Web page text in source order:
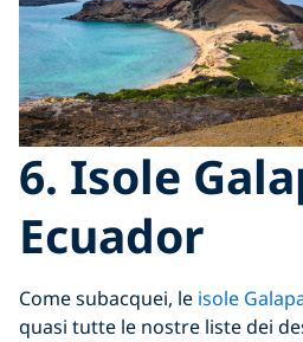
6. Isole
Ecuador
Come subacquei, le isole
quasi tutte le nostre liste dei